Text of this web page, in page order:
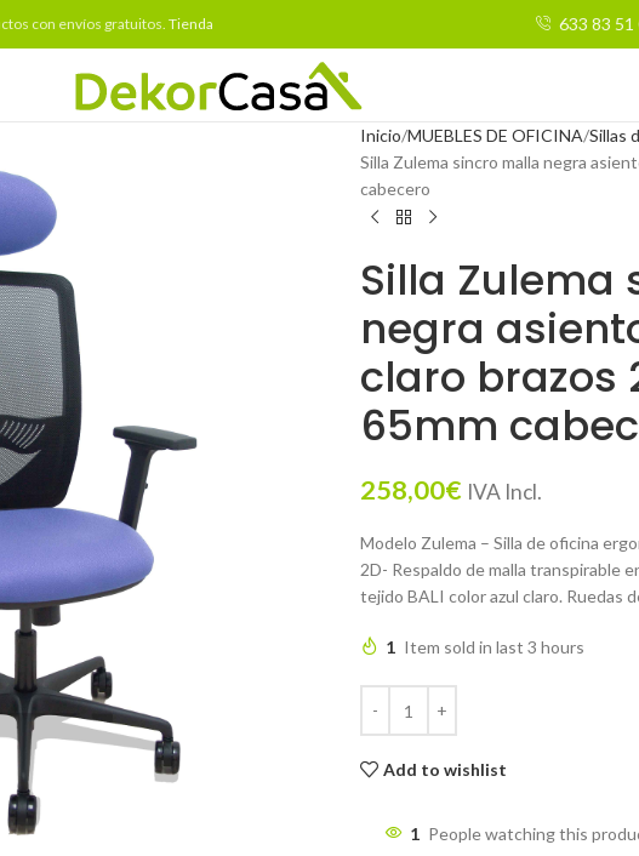
con envíos gratuitos. Tienda 633 83 51
Inicio MUEBLES DE OFICINA Sillas
Silla Zulema sincro malla negra
cabecero
Silla Zulema
negra
claro brazos
65mm
258,00€ IVA Incl.
Modelo Zulema – Silla de oficina
2D- Respaldo de malla transpirable
tejido BALI color azul claro. Ruedas
1 Item sold in last 3 hours
Add to wishlist
1 People watching this